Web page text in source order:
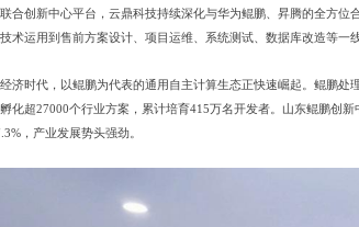
合创新中心平台，云鼎科技持续深化与华为鲲鹏、昇腾的全方
术运用到售前方案设计、项目运维、系统测试、数据库改造等一
济时代，以鲲鹏为代表的通用自主计算生态正快速崛起。鲲鹏
化超27000个行业方案，累计培育415万名开发者。山东鲲鹏创
，产业发展势头强劲。